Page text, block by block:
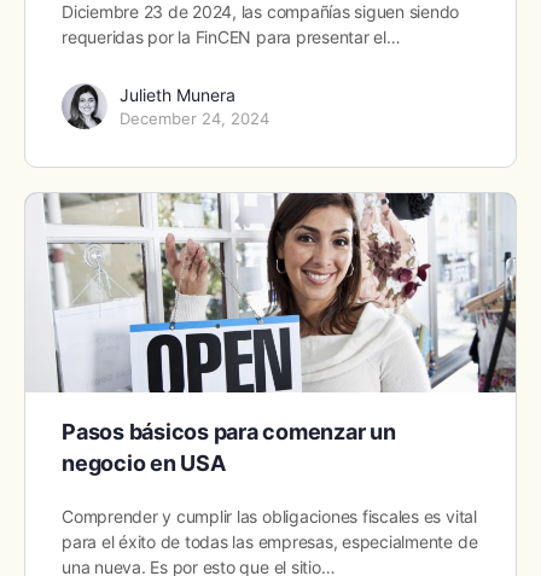
Diciembre 23 de 2024, las compañías siguen siendo
requeridas por la FinCEN para presentar el…
Julieth Munera
December 24, 2024
Pasos básicos para comenzar un
negocio en USA
Comprender y cumplir las obligaciones fiscales es vital
para el éxito de todas las empresas, especialmente de
una nueva. Es por esto que el sitio…